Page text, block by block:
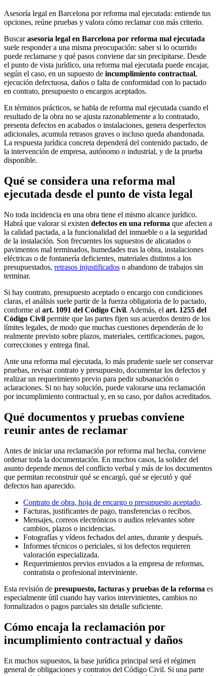
Asesoría legal en Barcelona por reforma mal ejecutada: entiende tus
opciones, reúne pruebas y valora cómo reclamar con más criterio.
Buscarasesoría legal en Barcelona por reforma mal ejecutada
suele responder a una misma preocupación: saber si lo ocurrido
puede reclamarse y qué pasos conviene dar sin precipitarse. Desde
el punto de vista jurídico, una reforma mal ejecutada puede encajar,
según el caso, en un supuesto de incumplimiento contractual,
ejecución defectuosa, daños o falta de conformidad con lo pactado
en contrato, presupuesto o encargos aceptados.
En términos prácticos, se habla de reforma mal ejecutada cuando el
resultado de la obra no se ajusta razonablemente a lo contratado,
presenta defectos en acabados o instalaciones, genera desperfectos
adicionales, acumula retrasos graves o incluso queda abandonada.
La respuesta jurídica concreta dependerá del contenido pactado, de
la intervención de empresa, autónomo o industrial, y de la prueba
disponible.
Qué se considera una reforma mal
ejecutada desde el punto de vista legal
No toda incidencia en una obra tiene el mismo alcance jurídico.
Habrá que valorar si existen defectos en una reforma que afecten a
la calidad pactada, a la funcionalidad del inmueble o a la seguridad
de la instalación. Son frecuentes los supuestos de alicatados o
pavimentos mal terminados, humedades tras la obra, instalaciones
eléctricas o de fontanería deficientes, materiales distintos a los
presupuestados, retrasos injustificados o abandono de trabajos sin
terminar.
Si hay contrato, presupuesto aceptado o encargo con condiciones
claras, el análisis suele partir de la fuerza obligatoria de lo pactado,
conforme al art. 1091 del Código Civil. Además, el art. 1255 del
Código Civil permite que las partes fijen sus acuerdos dentro de los
límites legales, de modo que muchas cuestiones dependerán de lo
realmente previsto sobre plazos, materiales, certificaciones, pagos,
correcciones y entrega final.
Ante una reforma mal ejecutada, lo más prudente suele ser conservar
pruebas, revisar contrato y presupuesto, documentar los defectos y
realizar un requerimiento previo para pedir subsanación o
aclaraciones. Si no hay solución, puede valorarse una reclamación
por incumplimiento contractual y, en su caso, por daños acreditados.
Qué documentos y pruebas conviene
reunir antes de reclamar
Antes de iniciar una reclamación por reforma mal hecha, conviene
ordenar toda la documentación. En muchos casos, la solidez del
asunto depende menos del conflicto verbal y más de los documentos
que permitan reconstruir qué se encargó, qué se ejecutó y qué
defectos han aparecido.
Contrato de obra, hoja de encargo o presupuesto aceptado.
Facturas, justificantes de pago, transferencias o recibos.
Mensajes, correos electrónicos o audios relevantes sobre
cambios, plazos o incidencias.
Fotografías y vídeos fechados del antes, durante y después.
Informes técnicos o periciales, si los defectos requieren
valoración especializada.
Requerimientos previos enviados a la empresa de reformas,
contratista o profesional interviniente.
Esta revisión de presupuesto, facturas y pruebas de la reforma es
especialmente útil cuando hay varios intervinientes, cambios no
formalizados o pagos parciales sin detalle suficiente.
Cómo encaja la reclamación por
incumplimiento contractual y daños
En muchos supuestos, la base jurídica principal será el régimen
general de obligaciones y contratos del Código Civil. Si una parte